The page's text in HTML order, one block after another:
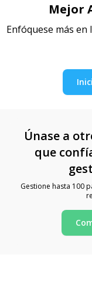
Mejor
Enfóquese más
Únase a
que
Gestione hasta 100